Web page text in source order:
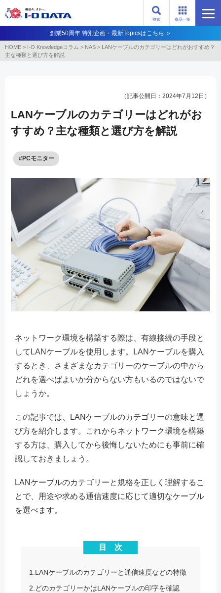
商品一覧
検索
創業50周年 特別企画・最新Topicsはこちら ＞
HOME > I-O Knowledgeコラム > NAS > LANケーブルのカテゴリーはどれがおすすめ？
主な種類と選び方を解説
（記事公開日：2024年7月12日）
LANケーブルのカテゴリーはどれがお
すすめ？主な種類と選び方を解説
#PCモニター
ネットワーク環境を構築する際は、有線接続の手段と
してLANケーブルを使用します。LANケーブルを購入
するとき、さまざまなカテゴリーのケーブルの中から
どれを選べばよいか分からない方もいるのではないで
しょうか。
この記事では、LANケーブルのカテゴリーの意味と選
び方を紹介します。これからネットワーク環境を構築
する方は、購入してから後悔しないためにも事前に確
認しておきましょう。
LANケーブルのカテゴリーと規格を正しく理解するこ
とで、用途や求める通信速度に応じて適切なケーブル
を選べます。
目 次
1.LANケーブルのカテゴリーと通信速度などの特徴
2.どのカテゴリーかはLANケーブルの印字を確認